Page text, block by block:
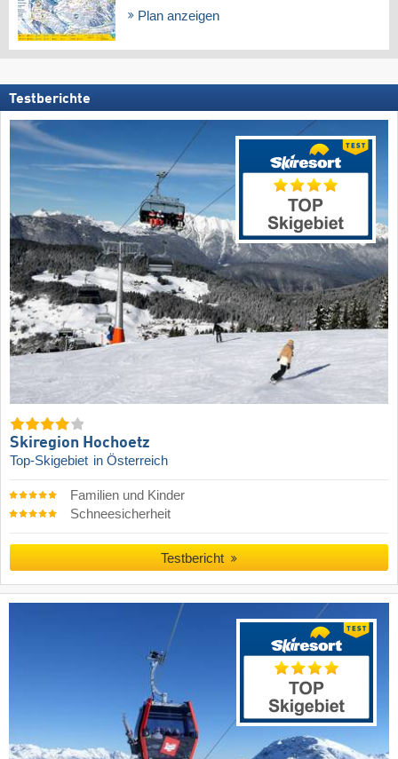
Plan anzeigen
Testberichte
Skiregion Hochoetz
Top-Skigebiet in Österreich
Familien und Kinder
Schneesicherheit
Testbericht